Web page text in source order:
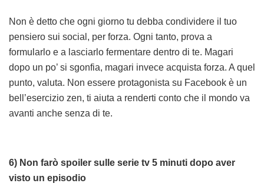
Non è detto che ogni giorno tu debba condividere il tuo
pensiero sui social, per forza. Ogni tanto, prova a
formularlo e a lasciarlo fermentare dentro di te. Magari
dopo un po’ si sgonfia, magari invece acquista forza. A quel
punto, valuta. Non essere protagonista su Facebook è un
bell’esercizio zen, ti aiuta a renderti conto che il mondo va
avanti anche senza di te.
6) Non farò spoiler sulle serie tv 5 minuti dopo aver
visto un episodio